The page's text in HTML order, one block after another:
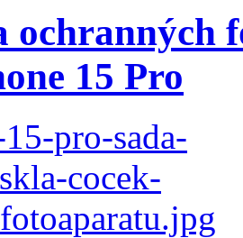
ochranných
15 Pro